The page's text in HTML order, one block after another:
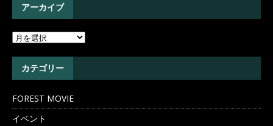
アーカイブ
カテゴリー
FOREST MOVIE
イベント